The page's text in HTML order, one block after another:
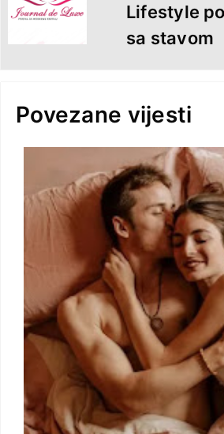
Lifestyle
sa stavom
Povezane vijesti